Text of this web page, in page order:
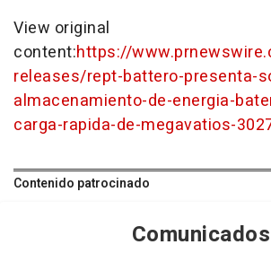
View original
content:https://
releases/rept-battero-presenta-
almacenamiento-de-energia-
carga-rapida-de-megavatios-
Contenido patrocinado
Comunicados